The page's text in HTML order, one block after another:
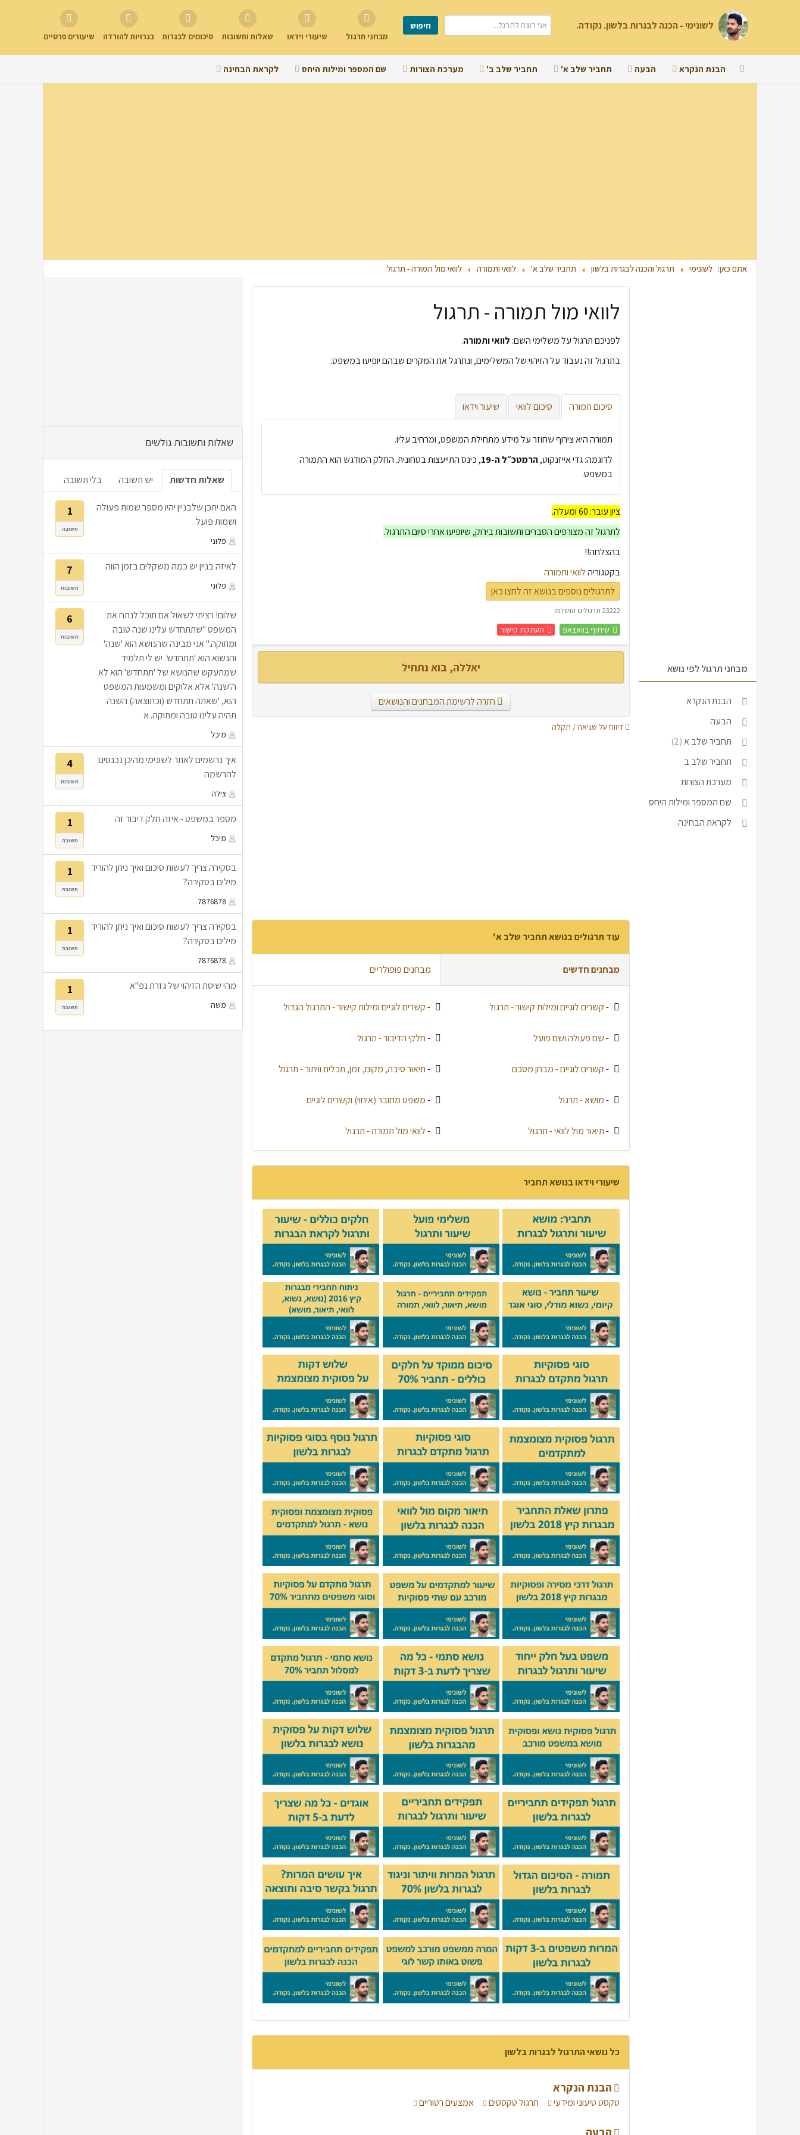
לשונימי - הכנה לבגרות בלשון. נקודה.
מבחני תרגול שיעורי וידאו שאלות ותשובות סיכומים לבגרות בגרויות להורדה שיעורים פרטיים
הבנת הנקרא הבעה תחביר שלב א' תחביר שלב ב' מערכת הצורות שם המספר ומילות היחס לקראת הבחינה
אתם כאן: לשונימי תרגול והכנה לבגרות בלשון תחביר שלב א' לוואי ותמורה לוואי מול תמורה - תרגול
מבחני תרגול לפי נושא
הבנת הנקרא
הבעה
תחביר שלב א(2)
תחביר שלב ב
מערכת הצורות
שם המספר ומילות היחס
לקראת הבחינה
לוואי מול תמורה - תרגול
לפניכם תרגול על משלימי השם: לוואי ותמורה.
בתרגול זה נעבוד על הזיהוי של המשלימים, ונתרגל את המקרים שבהם יופיעו במשפט.
סיכום תמורה סיכום לוואי שיעור וידאו
תמורה היא צירוף שחוזר על מידע מתחילת המשפט, ומרחיב עליו.
לדוגמה: גדי אייזנקוט,הרמטכ״ל ה-19
, כינס התייעצות בטחונית. החלק המודגש הוא התמורה
במשפט.
ציון עובר: 60 ומעלה.
לתרגול זה מצורפים הסברים ותשובות בירוק, שיופיעו אחרי סיום התרגול.
בהצלחה!!
בקטגוריהלוואי ותמורה
לתרגולים נוספים בנושא זה לחצו כאן
23222 תרגולים הושלמו
שיתוף בוואצאפ העתקת קישור
יאללה, בוא נתחיל
חזרה לרשימת המבחנים והנושאים
דיווח על שגיאה / תקלה
עוד תרגולים בנושא תחביר שלב א'
מבחנים חדשים מבחנים פופולריים
-קשרים לוגיים ומילות קישור - תרגול -קשרים לוגיים ומילות קישור - התרגול הגדול
-שם פעולה ושם פועל -חלקי הדיבור - תרגול
-קשרים לוגיים - מבחן מסכם -תיאור סיבה, מקום, זמן, תכלית וויתור - תרגול
-מושא - תרגול -משפט מחובר (איחוי) וקשרים לוגיים
-תיאור מול לוואי - תרגול -לוואי מול תמורה - תרגול
שיעורי וידאו בנושא תחביר
כל נושאי התרגול לבגרות בלשון
הבנת הנקרא
טקסט טיעוני ומידעי תרגול טקסטים אמצעים רטוריים
הבעה
שאלות ותשובות גולשים
שאלות חדשות יש תשובה בלי תשובה
1
תשובה
האם יתכן שלבניין יהיו מספר שמות פעולה
ושמות פועל
פלוני
7
תשובות
לאיזה בניין יש כמה משקלים בזמן הווה
פלוני
6
תשובות
שלום! רציתי לשאול אם תוכל לנתח את
המשפט "שתתחדש עלינו שנה טובה
ומתוקה." אני מבינה שהנושא הוא 'שנה'
והנשוא הוא 'תתחדש'. יש לי תלמיד
שמתעקש שהנושא של 'תתחדש' הוא לא
ה'שנה' אלא אלוקים ומשמעות המשפט
הוא, 'שאתה תתחדש (וכתוצאה) השנה
תהיה עלינו טובה ומתוקה. א
מיכל
4
תשובות
איך נרשמים לאתר לשונימי מהיכן נכנסים
להרשמה
צילה
1
תשובה
מספר במשפט - איזה חלק דיבור זה
מיכל
1
תשובה
בסקירה צריך לעשות סיכום ואיך ניתן להוריד
מילים בסקירה?
7876878
1
תשובה
בסקירה צריך לעשות סיכום ואיך ניתן להוריד
מילים בסקירה?
7876878
1
תשובה
מהי שיטת הזיהוי של גזרת נפ"א
משה